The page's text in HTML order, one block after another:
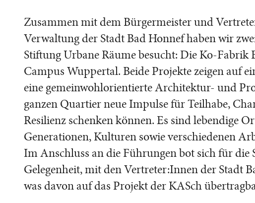
Zusammen mit dem Bürgermeister und
Verwaltung der Stadt Bad Honnef haben wir
Stiftung Urbane Räume besucht: Die Ko-Fabrik
Campus Wuppertal. Beide Projekte zeigen auf
eine gemeinwohlorientierte Architektur- und
ganzen Quartier neue Impulse für Teilhabe,
Resilienz schenken können. Es sind lebendige
Generationen, Kulturen sowie verschiedenen
Im Anschluss an die Führungen bot sich für die
Gelegenheit, mit den Vertreter:Innen der Stadt
was davon auf das Projekt der KASch